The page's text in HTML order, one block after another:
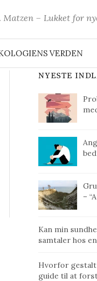
Matzen – Lukket for
VERDEN
NYESTE
–
Kan min
samtaler hos
Hvorfor
guide til at